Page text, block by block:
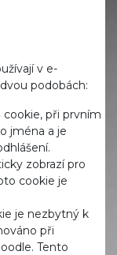
v e-
podobách:
při prvním
jména a je
zobrazí pro
cookie je
je nezbytný k
při
Tento